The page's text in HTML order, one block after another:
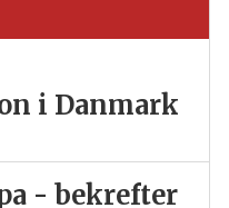
i Danmark
- bekrefter